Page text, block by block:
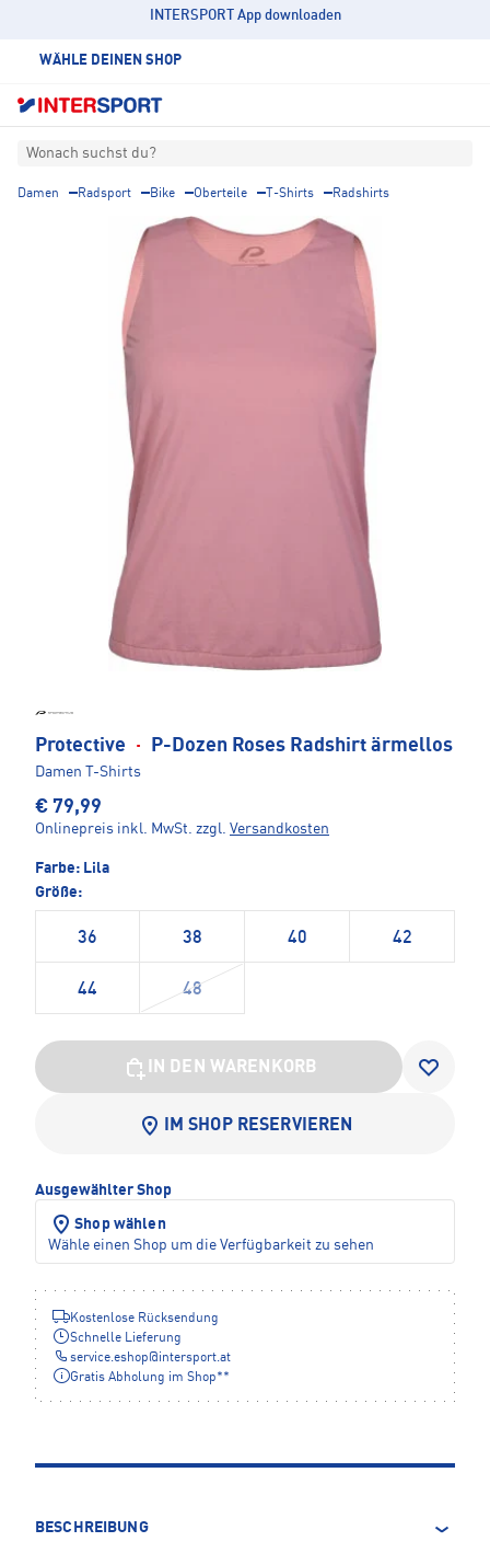
INTERSPORT App downloaden
WÄHLE DEINEN SHOP
Wonach suchst du?
Damen Radsport Bike Oberteile T-Shirts Radshirts
Protective · P-Dozen Roses Radshirt ärmellos
Damen T-Shirts
€ 79,99
Onlinepreis inkl. MwSt. zzgl. Versandkosten
Farbe: Lila
Größe:
36 38 40 42
44 48
IN DEN WARENKORB
IM SHOP RESERVIEREN
Ausgewählter Shop
Shop wählen
Wähle einen Shop um die Verfügbarkeit zu sehen
Kostenlose Rücksendung
Schnelle Lieferung
service.eshop@ intersport.at
Gratis Abholung im Shop**
BESCHREIBUNG